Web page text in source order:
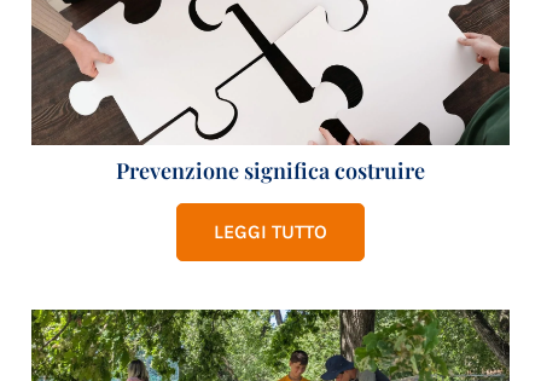
Prevenzione significa costruire
LEGGI TUTTO